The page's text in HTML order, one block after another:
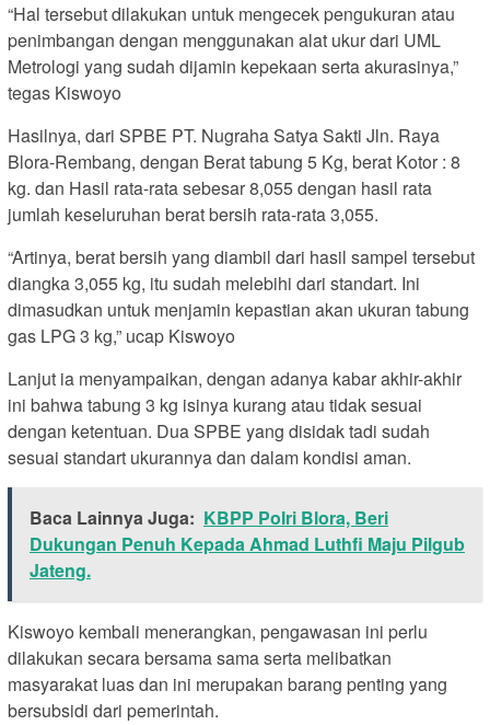
“Hal tersebut dilakukan untuk mengecek pengukuran atau
penimbangan dengan menggunakan alat ukur dari UML
Metrologi yang sudah dijamin kepekaan serta akurasinya,”
tegas Kiswoyo
Hasilnya, dari SPBE PT. Nugraha Satya Sakti Jln. Raya
Blora-Rembang, dengan Berat tabung 5 Kg, berat Kotor : 8
kg. dan Hasil rata-rata sebesar 8,055 dengan hasil rata
jumlah keseluruhan berat bersih rata-rata 3,055.
“Artinya, berat bersih yang diambil dari hasil sampel tersebut
diangka 3,055 kg, itu sudah melebihi dari standart. Ini
dimasudkan untuk menjamin kepastian akan ukuran tabung
gas LPG 3 kg,” ucap Kiswoyo
Lanjut ia menyampaikan, dengan adanya kabar akhir-akhir
ini bahwa tabung 3 kg isinya kurang atau tidak sesuai
dengan ketentuan. Dua SPBE yang disidak tadi sudah
sesuai standart ukurannya dan dalam kondisi aman.
Baca Lainnya Juga: KBPP Polri Blora, Beri
Dukungan Penuh Kepada Ahmad Luthfi Maju Pilgub
Jateng.
Kiswoyo kembali menerangkan, pengawasan ini perlu
dilakukan secara bersama sama serta melibatkan
masyarakat luas dan ini merupakan barang penting yang
bersubsidi dari pemerintah.